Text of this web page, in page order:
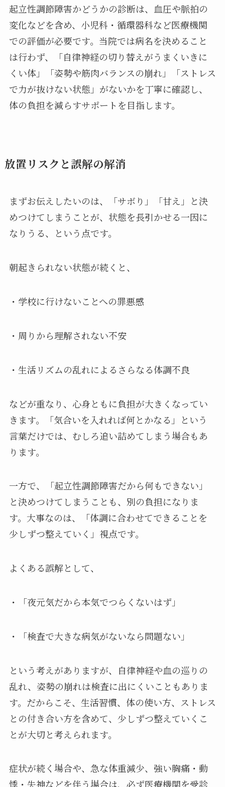
起立性調節障害かどうかの診断は、血圧や脈拍の
変化などを含め、小児科・循環器科など医療機関
での評価が必要です。当院では病名を決めること
は行わず、「自律神経の切り替えがうまくいきに
くい体」「姿勢や筋肉バランスの崩れ」「ストレス
で力が抜けない状態」がないかを丁寧に確認し、
体の負担を減らすサポートを目指します。
放置リスクと誤解の解消
まずお伝えしたいのは、「サボり」「甘え」と決
めつけてしまうことが、状態を長引かせる一因に
なりうる、という点です。
朝起きられない状態が続くと、
・学校に行けないことへの罪悪感
・周りから理解されない不安
・生活リズムの乱れによるさらなる体調不良
などが重なり、心身ともに負担が大きくなってい
きます。「気合いを入れれば何とかなる」という
言葉だけでは、むしろ追い詰めてしまう場合もあ
ります。
一方で、「起立性調節障害だから何もできない」
と決めつけてしまうことも、別の負担になりま
す。大事なのは、「体調に合わせてできることを
少しずつ整えていく」視点です。
よくある誤解として、
・「夜元気だから本気でつらくないはず」
・「検査で大きな病気がないなら問題ない」
という考えがありますが、自律神経や血の巡りの
乱れ、姿勢の崩れは検査に出にくいこともありま
す。だからこそ、生活習慣、体の使い方、ストレス
との付き合い方を含めて、少しずつ整えていくこ
とが大切と考えられます。
症状が続く場合や、急な体重減少、強い胸痛・動
悸・失神などを伴う場合は、必ず医療機関を受診